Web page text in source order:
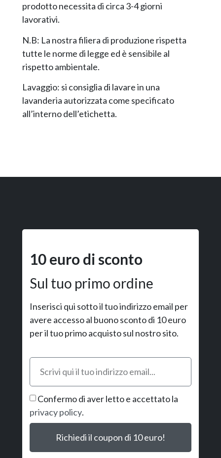
prodotto necessita di circa 3-4 giorni
lavorativi.
N.B: La nostra filiera di produzione rispetta
tutte le norme di legge ed è sensibile al
rispetto ambientale.
Lavaggio: si consiglia di lavare in una
lavanderia autorizzata come specificato
all’interno dell’etichetta.
10 euro di sconto
Sul tuo primo ordine
Inserisci qui sotto il tuo indirizzo email per
avere accesso al buono sconto di 10 euro
per il tuo primo acquisto sul nostro sito.
Confermo di aver letto e accettato la
privacy policy.
Richiedi il coupon di 10 euro!